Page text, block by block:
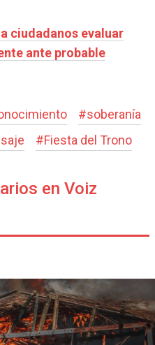
ciudadanos evaluar
ante probable
#soberanía
#Fiesta del Trono
en Voiz